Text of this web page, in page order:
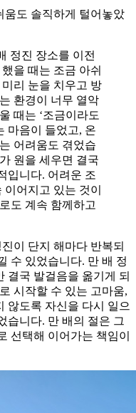
움도 솔직하게 털어놓았
정진 장소를 이전
을 때는 조금 아쉬
리 눈을 치우고 방
환경이 너무 열악
때는 ‘조금이라도
마음이 들었고, 온
어려움도 겪었습
원을 세우면 결국
입니다. 어려운 조
어지고 있는 것이
도 계속 함께하고
이 단지 해마다 반복되
수 있었습니다. 만 배 정
결국 발걸음을 옮기게 되
시작할 수 있는 고마움,
않도록 자신을 다시 일으
습니다. 만 배의 절은 그
선택해 이어가는 책임이